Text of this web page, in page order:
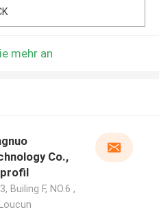
mehr an
Co.,
Builing F, NO.6 ,